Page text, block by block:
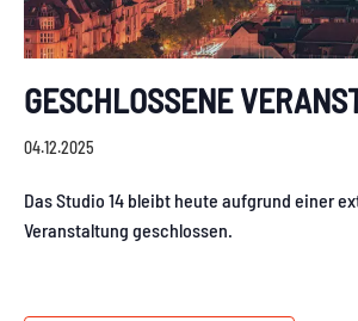
GESCHLOSSENE
04.12.2025
Das Studio 14 bleibt heute aufgrund einer
Veranstaltung geschlossen.